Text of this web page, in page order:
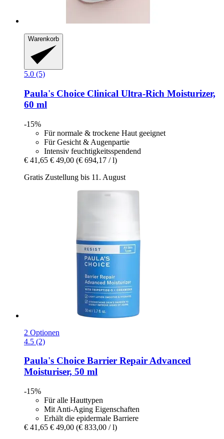
Warenkorb
5.0 (5)
Paula's Choice Clinical Ultra-​Rich Moisturizer,
60 ml
-15%
Für normale & trockene Haut geeignet
Für Gesicht & Augenpartie
Intensiv feuchtigkeitsspendend
€ 41,65 € 49,00 (€ 694,17 / l)
Gratis Zustellung bis 11. August
2 Optionen
4.5 (2)
Paula's Choice Barrier Repair Advanced
Moisturiser, 50 ml
-15%
Für alle Hauttypen
Mit Anti-Aging Eigenschaften
Erhält die epidermale Barriere
€ 41,65 € 49,00 (€ 833,00 / l)